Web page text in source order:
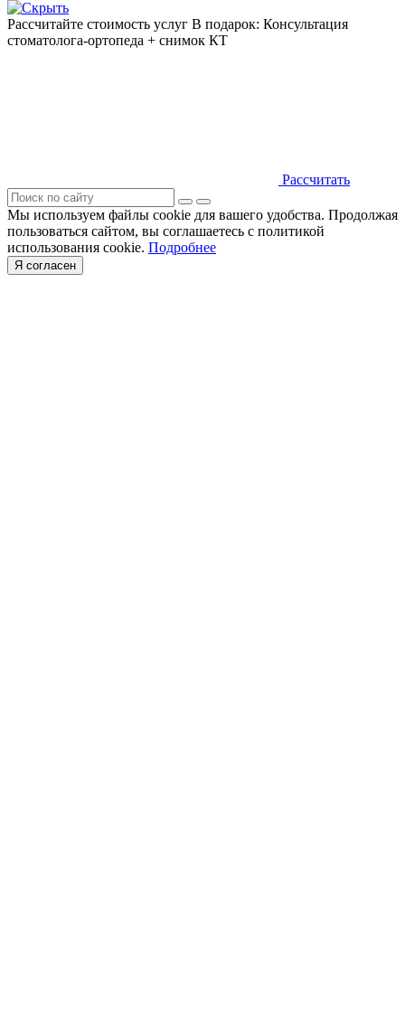
Рассчитайте стоимость услуг В подарок: Консультация
стоматолога-ортопеда + снимок КТ
Рассчитать
Мы используем файлы cookie для вашего удобства. Продолжая
пользоваться сайтом, вы соглашаетесь с политикой
использования cookie. Подробнее
Я согласен